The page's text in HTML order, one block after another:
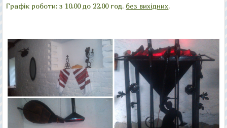
Графік роботи: з 10,00 до 22,00 год. без вихідних.